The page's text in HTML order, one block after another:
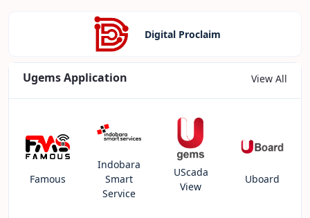
Digital Proclaim
Ugems Application View All
Famous
Indobara
Smart
Service
UScada
View
Uboard